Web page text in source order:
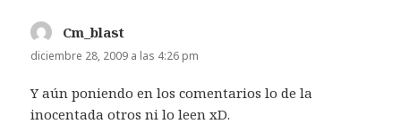
Cm_blast
diciembre 28, 2009 a las 4:26 pm
Y aún poniendo en los comentarios lo de la
inocentada otros ni lo leen xD.